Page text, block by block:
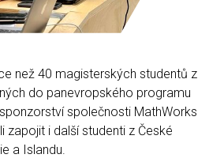
než 40 magisterských studentů z
do panevropského programu
společnosti MathWorks
zapojit i další studenti z České
a Islandu.